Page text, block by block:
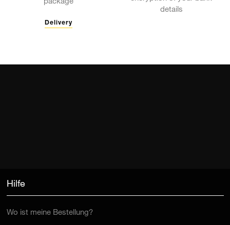
package
Delivery
details
Hilfe
Wo ist meine Bestellung?